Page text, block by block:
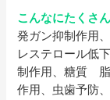
こんなにたくさ
発ガン抑制作用
レステロール低
制作用、糖質 脂
作用、虫歯予防